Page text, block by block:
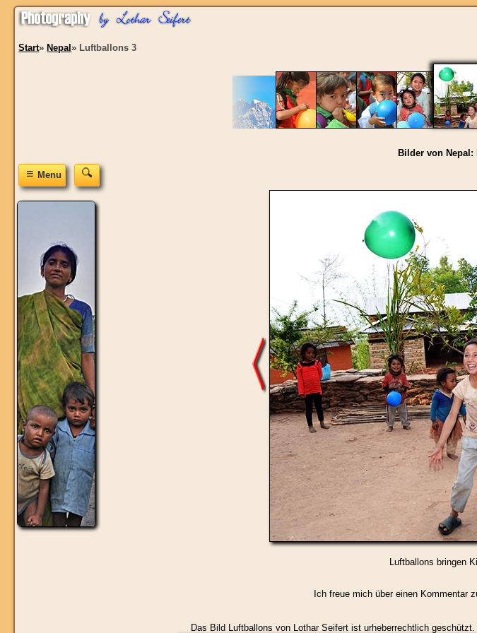
Start» Nepal» Luftballons 3
Bilder von Nepal:
≡Menu
Luftballons bringen
Ich freue mich über einen Kommentar
Das Bild Luftballons von Lothar Seifert ist urheberrechtlich